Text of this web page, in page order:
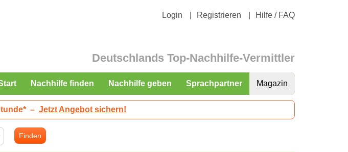
Login Registrieren Hilfe / FAQ
Deutschlands Top-Nachhilfe-Vermittler
Nachhilfe finden Nachhilfe geben Sprachpartner Magazin
– Jetzt Angebot sichern!
Finden